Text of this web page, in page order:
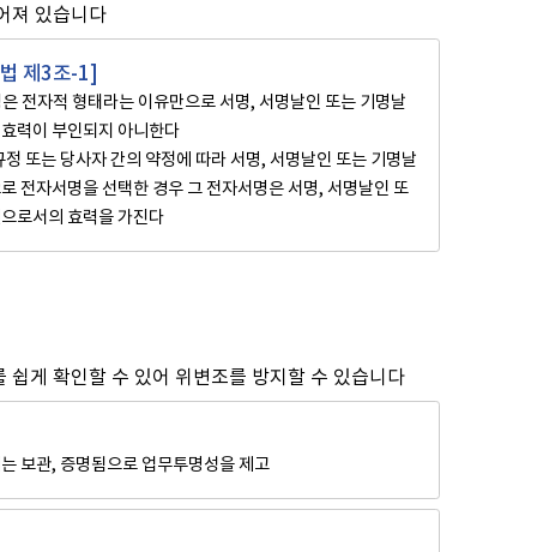
져 있습니다
제3조-1]
전자적 형태라는 이유만으로 서명, 서명날인 또는 기명날
력이 부인되지 아니한다
또는 당사자 간의 약정에 따라 서명, 서명날인 또는 기명날
전자서명을 선택한 경우 그 전자서명은 서명, 서명날인 또
로서의 효력을 가진다
게 확인할 수 있어 위변조를 방지할 수 있습니다
보관, 증명됨으로 업무투명성을 제고